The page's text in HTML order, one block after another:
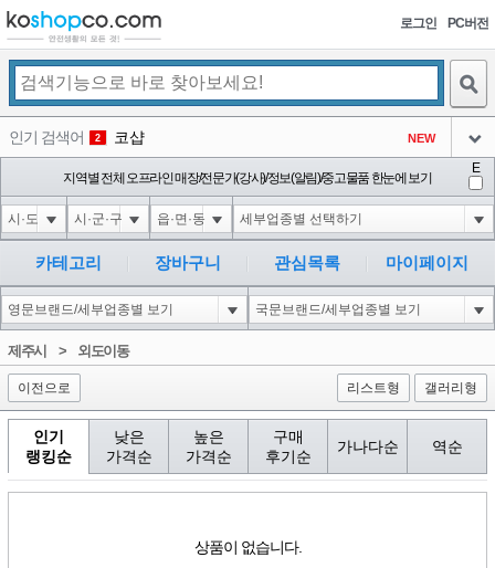
로그인 PC버전
인기 검색어 2 코샵 NEW
3 1'||DBMS_PIPE.RECEIVE_MESSAGE(CHR(98)||CHR(98)||CHR(98),15)||'
아이콘
4 1*DBMS_PIPE.RECEIVE_MESSAGE(CHR(99)||CHR(99)||CHR(99),15)
아이콘
5
아이콘
3
6 1-1 waitfor delay '0:0:15' --
아이콘
3
1
지역별 전체 오프라인 매장/전문가(강사)/정보(알림)/중고물품 한눈에 보기
E
카테고리 장바구니 관심목록 마이페이지
제주시 > 외도이동
이전으로 리스트형 갤러리형
인기
랭킹순
낮은
가격순
높은
가격순
구매
후기순
가나다순 역순
상품이 없습니다.